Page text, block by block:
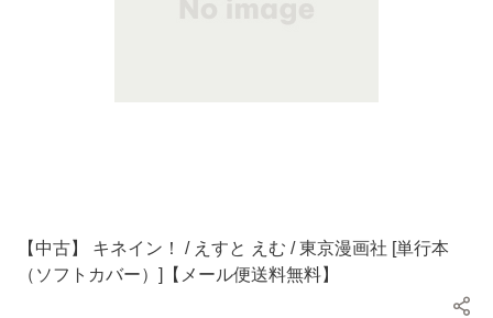
【中古】 キネイン！ / えすと えむ / 東京漫画社 [単行本
（ソフトカバー）]【メール便送料無料】